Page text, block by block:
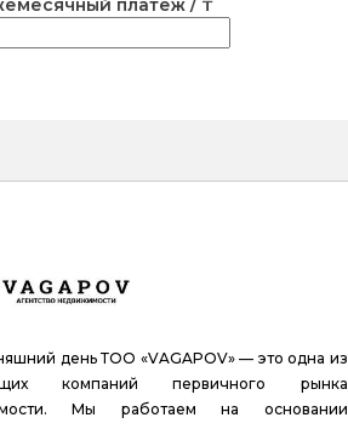
платеж / ₸
день ТОО «VAGAPOV» — это одна из
компаний первичного рынка
Мы работаем на основании